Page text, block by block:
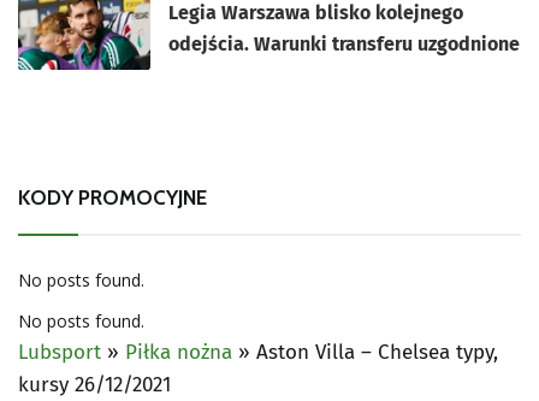
Legia Warszawa blisko kolejnego
odejścia. Warunki transferu uzgodnione
KODY PROMOCYJNE
No posts found.
No posts found.
Lubsport » Piłka nożna » Aston Villa – Chelsea typy,
kursy 26/12/2021